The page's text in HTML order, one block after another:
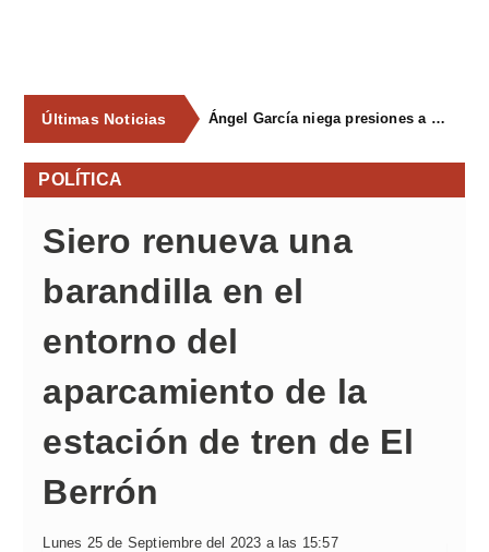
Últimas Noticias Ángel García niega presiones a comercios y asegura que el Ayuntamiento cumple "de manera muy rigurosa" la Ley de Contratos
POLÍTICA
Siero renueva una
barandilla en el
entorno del
aparcamiento de la
estación de tren de El
Berrón
Lunes 25 de Septiembre del 2023 a las 15:57